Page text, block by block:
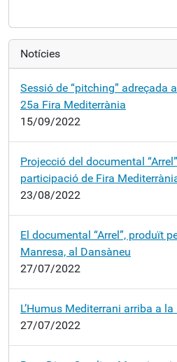
Notícies
Sessió de “pitching” adreçada
25a Fira Mediterrània
15/09/2022
Projecció del documental
participació de Fira
23/08/2022
El documental “Arrel”, produït
Manresa, al Dansàneu
27/07/2022
L’Humus Mediterrani arriba a
27/07/2022